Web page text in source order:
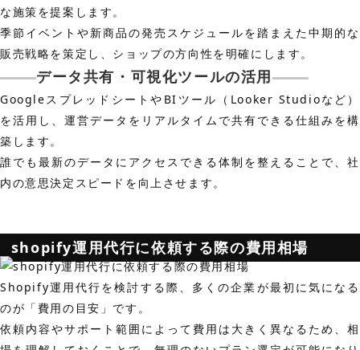
な施策を提案します。
季節イベントや新商品の発売スケジュールを踏まえた中期的な
販売戦略を策定し、ショップの方向性を明確にします。
データ共有・可視化ツールの活用
GoogleスプレッドシートやBIツール（Looker Studioなど）
を活用し、運営データをリアルタイムで共有できる仕組みを構
築します。
誰でも最新のデータにアクセスできる体制を整えることで、社
内の意思決定スピードを向上させます。
shopify運用代行に依頼する際の費用相場
Shopify運用代行を検討する際、多くの企業が最初に気になる
のが「費用の目安」です。
依頼内容やサポート範囲によって費用は大きく異なるため、相